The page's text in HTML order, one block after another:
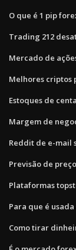
O que é 1 pip
Trading 212
Mercado de
Melhores criptos
Estoques de
Margem de
Reddit de e-mail
Previsão de
Plataformas
Para que é
Como tirar